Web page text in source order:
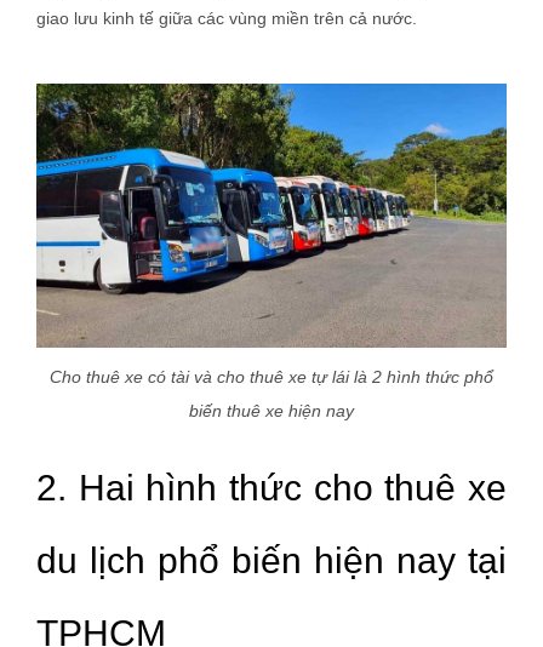
giao lưu kinh tế giữa các vùng miền trên cả nước.
Cho thuê xe có tài và cho thuê xe tự lái là 2 hình thức phổ
biến thuê xe hiện nay
2. Hai hình thức cho thuê xe
du lịch phổ biến hiện nay tại
TPHCM